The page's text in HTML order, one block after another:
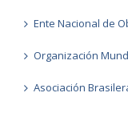
Ente Nacional de
Organización
Asociación